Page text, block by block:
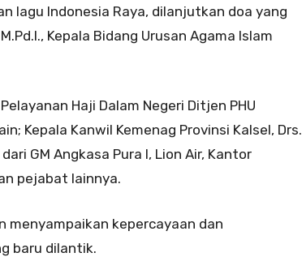
lagu Indonesia Raya, dilanjutkan doa yang
Kepala Bidang Urusan Agama Islam
Haji Dalam Negeri Ditjen PHU
Kepala Kanwil Kemenag Provinsi Kalsel, Drs.
GM Angkasa Pura I, Lion Air, Kantor
pejabat lainnya.
menyampaikan kepercayaan dan
baru dilantik.